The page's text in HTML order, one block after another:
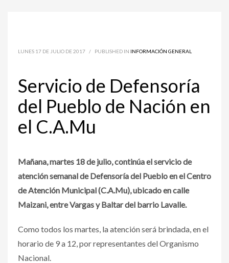
LUNES 17 DE JULIO DE 2017 / PUBLISHED IN INFORMACIÓN GENERAL
Servicio de Defensoría
del Pueblo de Nación en
el C.A.Mu
Mañana, martes 18 de julio, continúa el servicio de
atención semanal de Defensoría del Pueblo en el Centro
de Atención Municipal (C.A.Mu), ubicado en calle
Maizani, entre Vargas y Baltar del barrio Lavalle.
Como todos los martes, la atención será brindada, en el
horario de 9 a 12, por representantes del Organismo
Nacional.